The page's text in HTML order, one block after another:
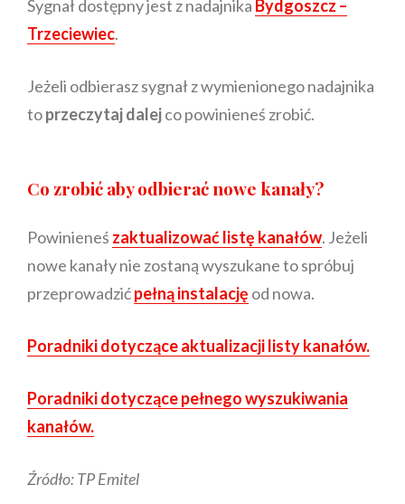
Sygnał dostępny jest z nadajnika Bydgoszcz –
Trzeciewiec.
Jeżeli odbierasz sygnał z wymienionego nadajnika
toprzeczytaj dalejco powinieneś zrobić.
Co zrobić aby odbierać nowe kanały?
Powinieneś zaktualizować listę kanałów. Jeżeli
nowe kanały nie zostaną wyszukane to spróbuj
przeprowadzićpełną instalację od nowa.
Poradniki dotyczące aktualizacji listy kanałów.
Poradniki dotyczące pełnego wyszukiwania
kanałów.
Źródło: TP Emitel